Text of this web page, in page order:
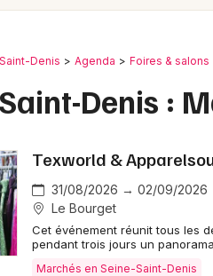
Denis Agenda Foires & salons
Denis :
Texworld &
31/08/2026 → 02/09/2026
Le Bourget
Cet événement réunit tous les
pendant trois jours un
Marchés en Seine-Saint-Denis